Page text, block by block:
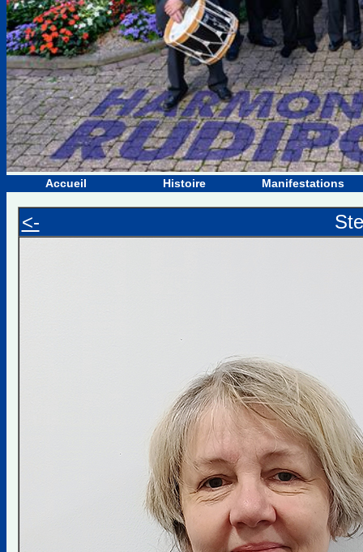
Accueil Histoire Manifestations
<-